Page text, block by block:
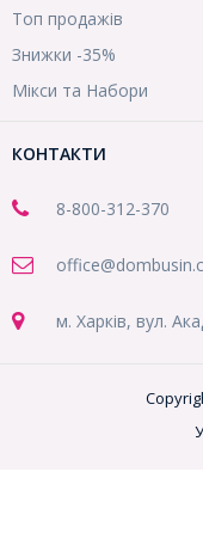
Топ продажів
Знижки -35%
Мікси та Набори
КОНТАКТИ
8-800-312-370
м. Харків, вул.